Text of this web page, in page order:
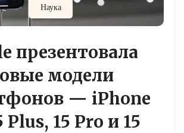
Наука
презентовала
модели
— iPhone
Plus, 15 Pro и 15